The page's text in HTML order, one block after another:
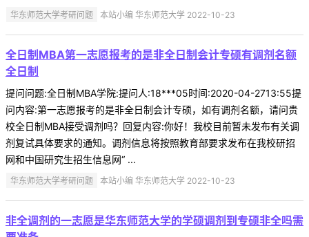
华东师范大学考研问题 本站小编 华东师范大学 2022-10-23
全日制MBA第一志愿报考的是非全日制会计专硕有调剂名额
全日制
提问问题:全日制MBA学院:提问人:18***05时间:2020-04-2713:55提
问内容:第一志愿报考的是非全日制会计专硕，如有调剂名额，请问贵
校全日制MBA接受调剂吗？回复内容:你好！我校目前暂未发布有关调
剂复试具体要求的通知。调剂信息将按照教育部要求发布在我校研招
网和中国研究生招生信息网“ ...
华东师范大学考研问题 本站小编 华东师范大学 2022-10-23
非全调剂的一志愿是华东师范大学的学硕调剂到专硕非全吗需